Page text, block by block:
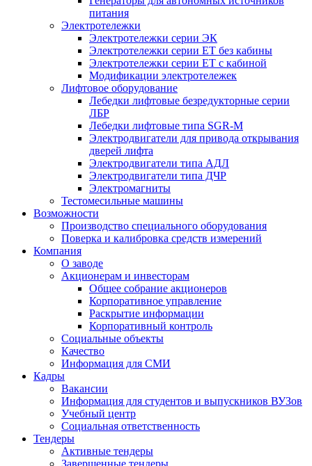
питания
Электротележки
Электротележки серии ЭК
Электротележки серии ЕТ без кабины
Электротележки серии ЕТ с кабиной
Модификации электротележек
Лифтовое оборудование
Лебедки лифтовые безредукторные серии
ЛБР
Лебедки лифтовые типа SGR-M
Электродвигатели для привода открывания
дверей лифта
Электродвигатели типа АДЛ
Электродвигатели типа ДЧР
Электромагниты
Тестомесильные машины
Возможности
Производство специального оборудования
Поверка и калибровка средств измерений
Компания
О заводе
Акционерам и инвесторам
Общее собрание акционеров
Корпоративное управление
Раскрытие информации
Корпоративный контроль
Социальные объекты
Качество
Информация для СМИ
Кадры
Вакансии
Информация для студентов и выпускников ВУЗов
Учебный центр
Социальная ответственность
Тендеры
Активные тендеры
Завершенные тендеры